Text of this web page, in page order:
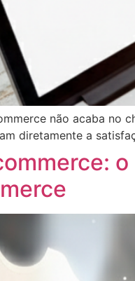
não acaba no
diretamente a